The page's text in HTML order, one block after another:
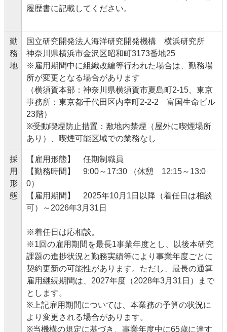
履歴書に記載してください。
勤
務
地
国立研究開発法人海洋研究開発機構 横浜研究所
神奈川県横浜市金沢区昭和町3173番地25
※雇用期間中に組織改編等行われた場合は、勤務場
所が変更となる場合があります
（横須賀本部：神奈川県横須賀市夏島町2-15、東京
事務所：東京都千代田区内幸町2-2-2 富国生命ビル
23階）
※受動喫煙防止措置：敷地内禁煙（屋外に喫煙場所
あり）、喫煙可能区域での業務なし
採
用
形
態
【雇用形態】 任期制職員
【勤務時間】 9:00～17:30 （休憩 12:15～13:0
0）
【雇用期間】 2025年10月1日以降（着任日は相談
可）～2026年3月31日
※着任日は応相談。
※1回の雇用期間を最長1事業年度とし、以後本研究
課題の進捗状況と勤務実績等により事業年度ごとに
契約更新の可能性があります。ただし、最長の通算
雇用継続期間は、2027年度（2028年3月31日）まで
とします。
※上記雇用期間については、本業務の予算の状況に
より変更される場合があります。
※当機構の規定に基づき、事業年度中に65歳に達す